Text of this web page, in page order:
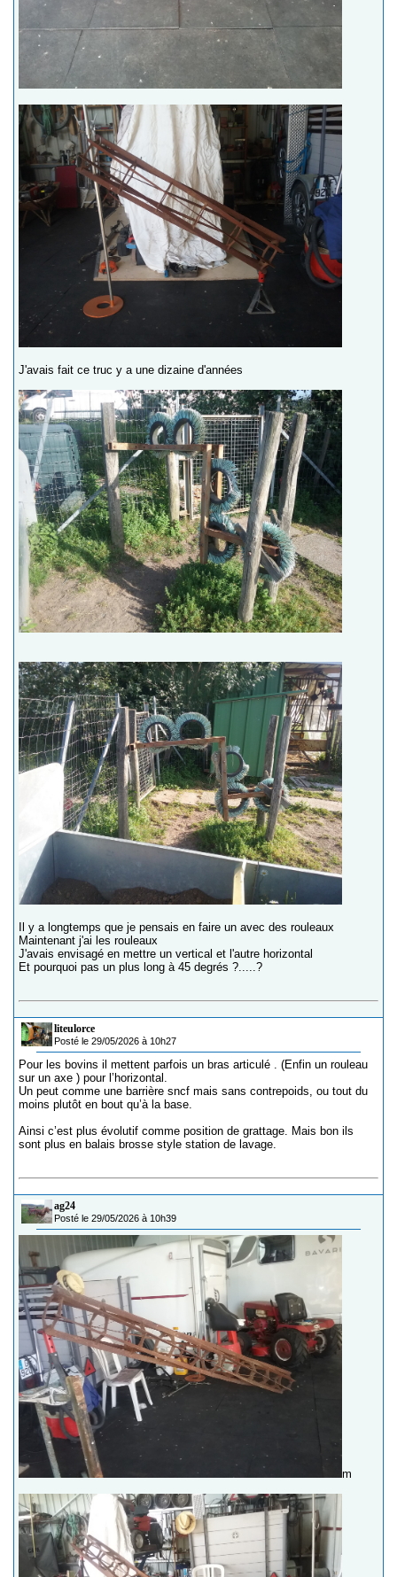
J'avais fait ce truc y a une dizaine d'années
Il y a longtemps que je pensais en faire un avec des rouleaux
Maintenant j'ai les rouleaux
J'avais envisagé en mettre un vertical et l'autre horizontal
Et pourquoi pas un plus long à 45 degrés ?.....?
liteulorce
Posté le 29/05/2026 à 10h27
Pour les bovins il mettent parfois un bras articulé . (Enfin un rouleau
sur un axe ) pour l’horizontal.
Un peut comme une barrière sncf mais sans contrepoids, ou tout du
moins plutôt en bout qu’à la base.
Ainsi c’est plus évolutif comme position de grattage. Mais bon ils
sont plus en balais brosse style station de lavage.
ag24
Posté le 29/05/2026 à 10h39
m